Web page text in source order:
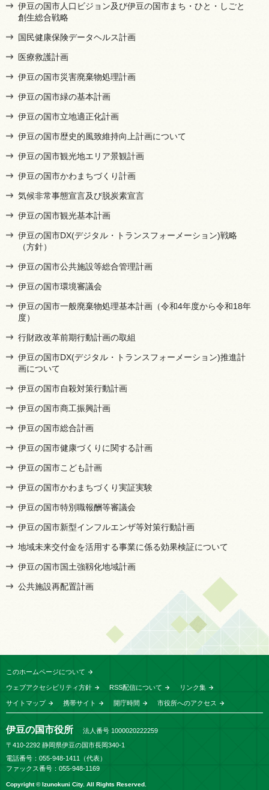
伊豆の国市人口ビジョン及び伊豆の国市まち・ひと・しごと
創生総合戦略
国民健康保険データヘルス計画
医療救護計画
伊豆の国市災害廃棄物処理計画
伊豆の国市緑の基本計画
伊豆の国市立地適正化計画
伊豆の国市歴史的風致維持向上計画について
伊豆の国市観光地エリア景観計画
伊豆の国市かわまちづくり計画
気候非常事態宣言及び脱炭素宣言
伊豆の国市観光基本計画
伊豆の国市DX(デジタル・トランスフォーメーション)戦略
（方針）
伊豆の国市公共施設等総合管理計画
伊豆の国市環境審議会
伊豆の国市一般廃棄物処理基本計画（令和4年度から令和18年
度）
行財政改革前期行動計画の取組
伊豆の国市DX(デジタル・トランスフォーメーション)推進計
画について
伊豆の国市自殺対策行動計画
伊豆の国市商工振興計画
伊豆の国市総合計画
伊豆の国市健康づくりに関する計画
伊豆の国市こども計画
伊豆の国市かわまちづくり実証実験
伊豆の国市特別職報酬等審議会
伊豆の国市新型インフルエンザ等対策行動計画
地域未来交付金を活用する事業に係る効果検証について
伊豆の国市国土強靱化地域計画
公共施設再配置計画
このホームページについて
ウェブアクセシビリティ方針 RSS配信について リンク集
サイトマップ 携帯サイト 開庁時間 市役所へのアクセス
伊豆の国市役所
法人番号 1000020222259
〒410-2292 静岡県伊豆の国市長岡340-1
電話番号：055-948-1411（代表）
ファックス番号：055-948-1169
Copyright © Izunokuni City. All Rights Reserved.